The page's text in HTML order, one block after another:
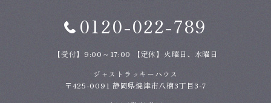
0120-022-789
【受付】9:00～17:00 【定休】火曜日、水曜日
ジャストラッキーハウス
〒425-0091 静岡県焼津市八楠3丁目3-7